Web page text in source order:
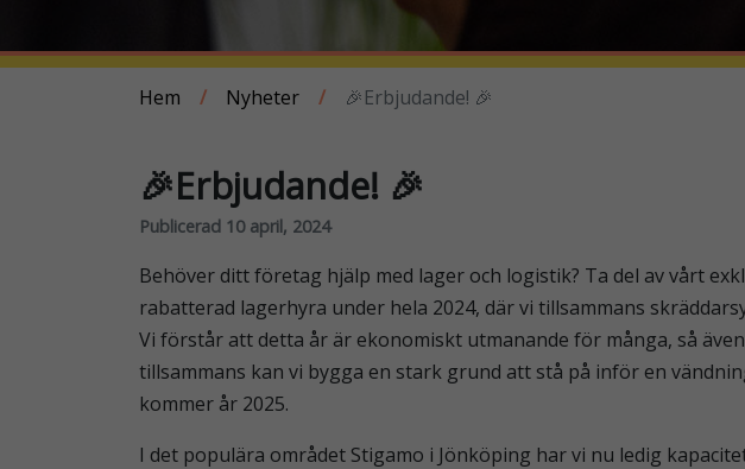
Hem / Nyheter / 🎉Erbjudande! 🎉
🎉Erbjudande! 🎉
Publicerad 10 april, 2024
Behöver ditt företag hjälp med lager och logistik? Ta del av vårt
rabatterad lagerhyra under hela 2024, där vi tillsammans
Vi förstår att detta år är ekonomiskt utmanande för många, så
tillsammans kan vi bygga en stark grund att stå på inför en
kommer år 2025.
I det populära området Stigamo i Jönköping har vi nu ledig